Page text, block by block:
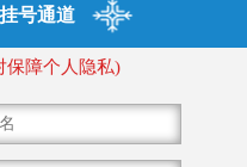
号通道
保障个人隐私)